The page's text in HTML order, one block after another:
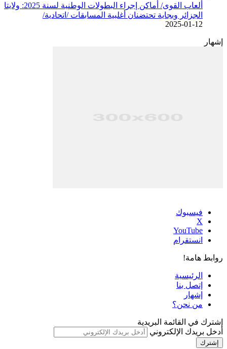
ألعاب القوى/ أماكن إجراء البطولات الوطنية لسنة 2025: ولايتا
الجزائر وبجاية تحتضنان أغلبية المسابقات /اتحادية/
2025-01-12
إشهار
فيسبوك
‫X
‫YouTube
انستقرام
روابط هامة!
الرئيسية
إتصل بنا
إشهار
من نحن؟
إشترك في القائمة البريدية
أدخل بريدك الإلكتروني